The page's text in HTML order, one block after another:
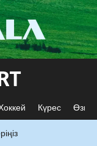
Күрес Өзге